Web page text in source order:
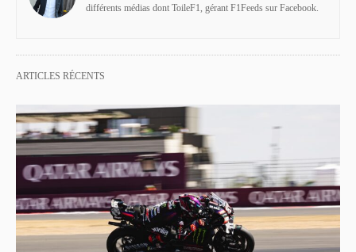
différents médias dont ToileF1, gérant F1Feeds sur Facebook.
ARTICLES RÉCENTS